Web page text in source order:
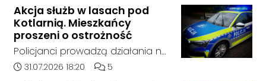
Akcja służb w lasach pod
Kotlarnią. Mieszkańcy
proszeni o ostrożność
Policjanci prowadzą działania na
terenie kompleksów leśnych w
Data dodania artykułu:
31.07.2026 18:20 Liczba komentarzy artykułu:
5